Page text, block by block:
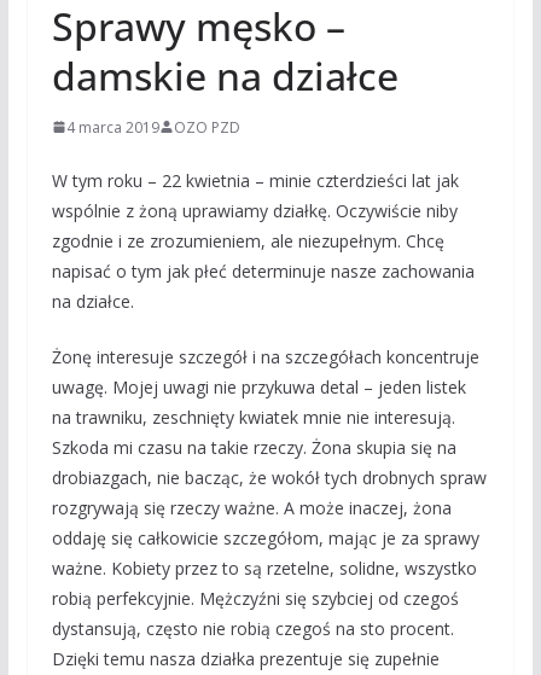
Sprawy męsko –
damskie na działce
4 marca 2019 OZO PZD
W tym roku – 22 kwietnia – minie czterdzieści lat jak
wspólnie z żoną uprawiamy działkę. Oczywiście niby
zgodnie i ze zrozumieniem, ale niezupełnym. Chcę
napisać o tym jak płeć determinuje nasze zachowania
na działce.
Żonę interesuje szczegół i na szczegółach koncentruje
uwagę. Mojej uwagi nie przykuwa detal – jeden listek
na trawniku, zeschnięty kwiatek mnie nie interesują.
Szkoda mi czasu na takie rzeczy. Żona skupia się na
drobiazgach, nie bacząc, że wokół tych drobnych spraw
rozgrywają się rzeczy ważne. A może inaczej, żona
oddaję się całkowicie szczegółom, mając je za sprawy
ważne. Kobiety przez to są rzetelne, solidne, wszystko
robią perfekcyjnie. Mężczyźni się szybciej od czegoś
dystansują, często nie robią czegoś na sto procent.
Dzięki temu nasza działka prezentuje się zupełnie